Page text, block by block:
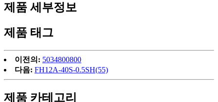
제품 세부정보
제품 태그
이전의: 5034800800
다음: FH12A-40S-0.5SH(55)
제품 카테고리